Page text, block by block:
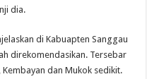
dia.
di Kabuapten Sanggau
direkomendasikan. Tersebar
dan Mukok sedikit.